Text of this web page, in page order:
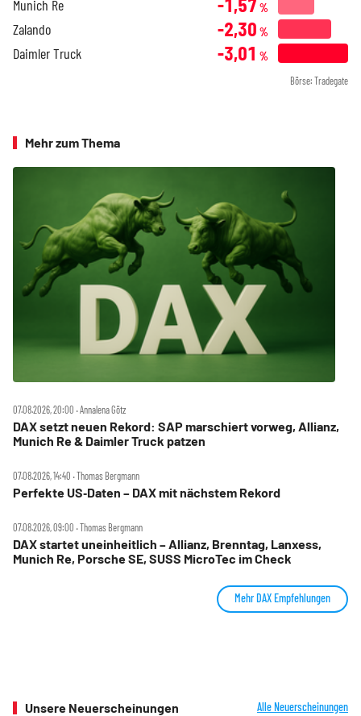
Munich Re %
Zalando -2,30 %
Daimler Truck -3,01 %
Börse: Tradegate
Mehr zum Thema
07.08.2026, 20:00 ‧ Annalena Götz
DAX setzt neuen Rekord: SAP marschiert vorweg, Allianz,
Munich Re & Daimler Truck patzen
07.08.2026, 14:40 ‧ Thomas Bergmann
Perfekte US‑Daten – DAX mit nächstem Rekord
07.08.2026, 09:00 ‧ Thomas Bergmann
DAX startet uneinheitlich – Allianz, Brenntag, Lanxess,
Munich Re, Porsche SE, SUSS MicroTec im Check
Mehr DAX Empfehlungen
Unsere Neuerscheinungen Alle Neuerscheinungen